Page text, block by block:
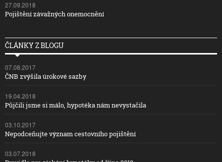
27.09.2018
Pojištění závažných onemocnění
ČLÁNKY Z BLOGU
07.08.2017
ČNB zvýšila úrokové sazby
19.04.2018
Půjčili jsme si málo, hypotéka nám nevystačila
03.10.2017
Nepodceňujte význam cestovního pojištění
03.07.2018